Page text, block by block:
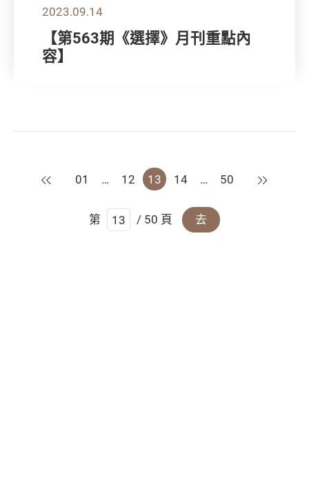
2023.09.14
【第563期《選擇》月刊重點內
容】
上一頁
01 … 12 13 14 … 50 下一頁
第 / 50 頁 去